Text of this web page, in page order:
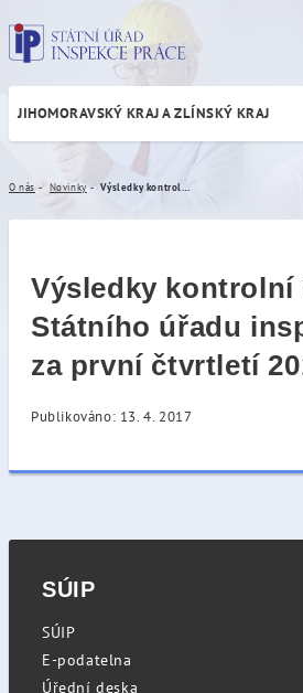
Výsledky
JIHOMORAVSKÝ KRAJ A ZLÍNSKÝ KRAJ
O nás Novinky
Výsledky
Státního úřadu
za první čtvrtletí
Publikováno: 13. 4. 2017
SÚIP
SÚIP
E-podatelna
Úřední deska